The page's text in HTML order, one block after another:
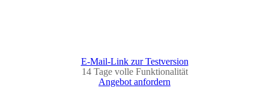
E-Mail-Link zur Testversion
14 Tage volle Funktionalität
Angebot anfordern